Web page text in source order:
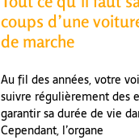
coups d’une
de marche
Au fil des années, votre
suivre régulièrement des
garantir sa durée de vie
Cependant, l’organe